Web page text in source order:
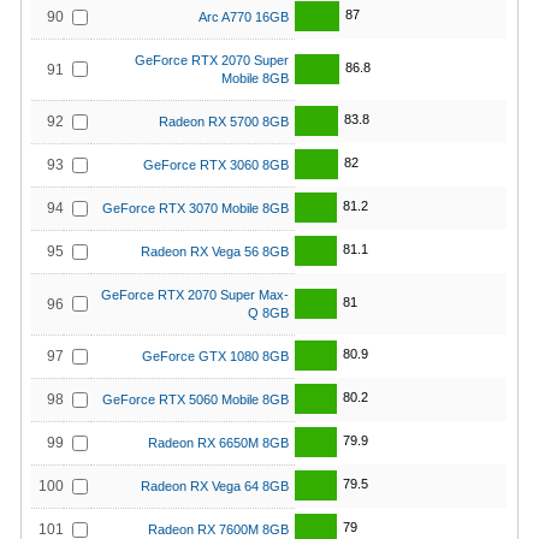
90 Arc A770 16GB 87
91
GeForce RTX 2070 Super
Mobile 8GB
86.8
92 Radeon RX 5700 8GB 83.8
93 GeForce RTX 3060 8GB 82
94 GeForce RTX 3070 Mobile 8GB 81.2
95 Radeon RX Vega 56 8GB 81.1
96
GeForce RTX 2070 Super Max-
Q 8GB
81
97 GeForce GTX 1080 8GB 80.9
98 GeForce RTX 5060 Mobile 8GB 80.2
99 Radeon RX 6650M 8GB 79.9
100 Radeon RX Vega 64 8GB 79.5
101 Radeon RX 7600M 8GB 79